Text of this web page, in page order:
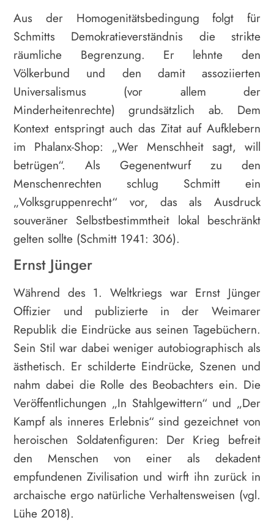
Aus der Homogenitätsbedingung folgt für
Schmitts Demokratieverständnis die strikte
räumliche Begrenzung. Er lehnte den
Völkerbund und den damit assoziierten
Universalismus (vor allem der
Minderheitenrechte) grundsätzlich ab. Dem
Kontext entspringt auch das Zitat auf Aufklebern
im Phalanx-Shop: „Wer Menschheit sagt, will
betrügen“. Als Gegenentwurf zu den
Menschenrechten schlug Schmitt ein
„Volksgruppenrecht“ vor, das als Ausdruck
souveräner Selbstbestimmtheit lokal beschränkt
gelten sollte (Schmitt 1941: 306).
Ernst Jünger
Während des 1. Weltkriegs war Ernst Jünger
Offizier und publizierte in der Weimarer
Republik die Eindrücke aus seinen Tagebüchern.
Sein Stil war dabei weniger autobiographisch als
ästhetisch. Er schilderte Eindrücke, Szenen und
nahm dabei die Rolle des Beobachters ein. Die
Veröffentlichungen „In Stahlgewittern“ und „Der
Kampf als inneres Erlebnis“ sind gezeichnet von
heroischen Soldatenfiguren: Der Krieg befreit
den Menschen von einer als dekadent
empfundenen Zivilisation und wirft ihn zurück in
archaische ergo natürliche Verhaltensweisen (vgl.
Lühe 2018).